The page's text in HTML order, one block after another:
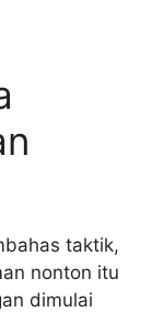
taktik,
nonton itu
dimulai